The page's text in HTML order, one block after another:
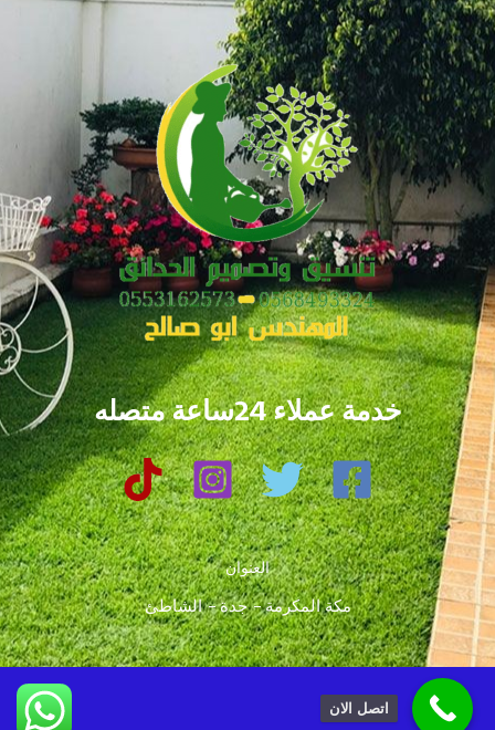
خدمة عملاء 24ساعة متصله
العنوان
مكة المكرمة – جدة – الشاطئ
اتصل الان